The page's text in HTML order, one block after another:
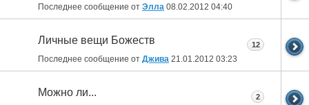
Последнее сообщение от Элла 08.02.2012 04:40
Личные вещи Божеств
Последнее сообщение от Джива 21.01.2012 03:23
12
Можно ли... 2